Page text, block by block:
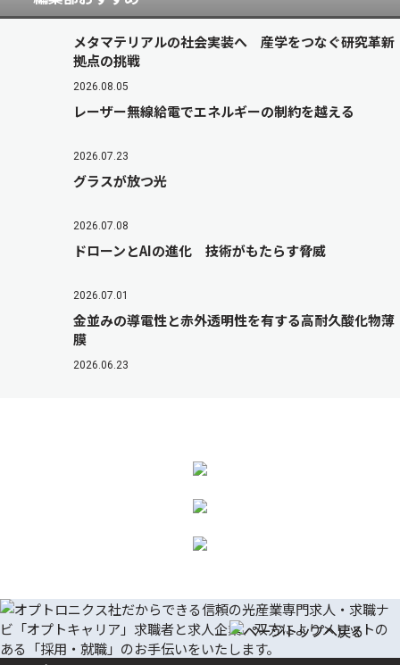
メタマテリアルの社会実装へ 産学をつなぐ研究革新
拠点の挑戦
2026.08.05
レーザー無線給電でエネルギーの制約を越える
2026.07.23
グラスが放つ光
2026.07.08
ドローンとAIの進化 技術がもたらす脅威
2026.07.01
金並みの導電性と赤外透明性を有する高耐久酸化物薄
膜
2026.06.23